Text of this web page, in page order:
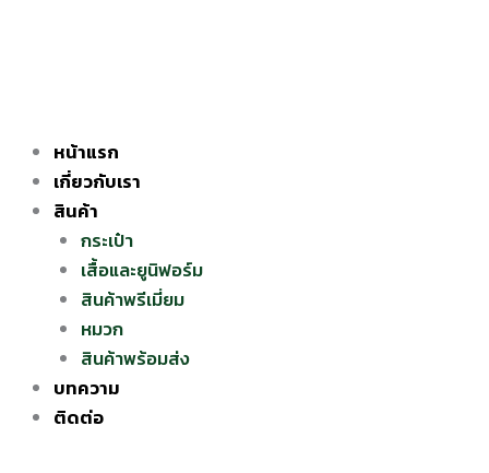
หน้าแรก
เกี่ยวกับเรา
สินค้า
กระเป๋า
เสื้อและยูนิฟอร์ม
สินค้าพรีเมี่ยม
หมวก
สินค้าพร้อมส่ง
บทความ
ติดต่อ